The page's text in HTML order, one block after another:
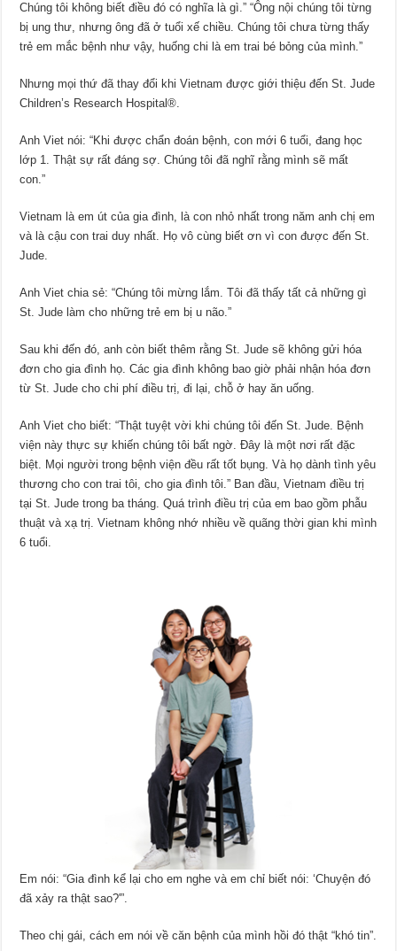
Chúng tôi không biết điều đó có nghĩa là gì.” “Ông nội chúng tôi từng
bị ung thư, nhưng ông đã ở tuổi xế chiều. Chúng tôi chưa từng thấy
trẻ em mắc bệnh như vậy, huống chi là em trai bé bỏng của mình.”
Nhưng mọi thứ đã thay đổi khi Vietnam được giới thiệu đến St. Jude
Children’s Research Hospital®.
Anh Viet nói: “Khi được chẩn đoán bệnh, con mới 6 tuổi, đang học
lớp 1. Thật sự rất đáng sợ. Chúng tôi đã nghĩ rằng mình sẽ mất
con.”
Vietnam là em út của gia đình, là con nhỏ nhất trong năm anh chị em
và là cậu con trai duy nhất. Họ vô cùng biết ơn vì con được đến St.
Jude.
Anh Viet chia sẻ: “Chúng tôi mừng lắm. Tôi đã thấy tất cả những gì
St. Jude làm cho những trẻ em bị u não.”
Sau khi đến đó, anh còn biết thêm rằng St. Jude sẽ không gửi hóa
đơn cho gia đình họ. Các gia đình không bao giờ phải nhận hóa đơn
từ St. Jude cho chi phí điều trị, đi lại, chỗ ở hay ăn uống.
Anh Viet cho biết: “Thật tuyệt vời khi chúng tôi đến St. Jude. Bệnh
viện này thực sự khiến chúng tôi bất ngờ. Đây là một nơi rất đặc
biệt. Mọi người trong bệnh viện đều rất tốt bụng. Và họ dành tình yêu
thương cho con trai tôi, cho gia đình tôi.” Ban đầu, Vietnam điều trị
tại St. Jude trong ba tháng. Quá trình điều trị của em bao gồm phẫu
thuật và xạ trị. Vietnam không nhớ nhiều về quãng thời gian khi mình
6 tuổi.
Em nói: “Gia đình kể lại cho em nghe và em chỉ biết nói: ‘Chuyện đó
đã xảy ra thật sao?'”.
Theo chị gái, cách em nói về căn bệnh của mình hồi đó thật “khó tin”.